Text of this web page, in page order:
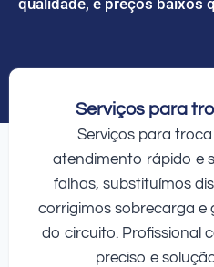
Serviços para
Serviços para
atendimento rápido e
falhas, substituímos
corrigimos sobrecarga
do circuito. Profissional
preciso e